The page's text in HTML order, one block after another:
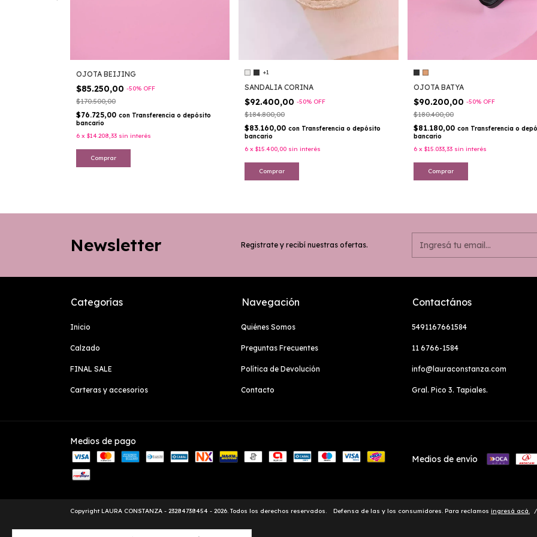
OJOTA BEIJING
$85.250,00 -50% OFF
$170.500,00
$76.725,00 con Transferencia o depósito
bancario
6 x $14.208,33 sin interés
Comprar
+1
SANDALIA CORINA
$92.400,00-50% OFF
$184.800,00
$83.160,00con Transferencia o depósito
bancario
6 x$15.400,00 sin interés
Comprar
OJOTA BATYA
$90.200,00 -50% OFF
$180.400,00
$81.180,00 con Transferencia o
bancario
6 x $15.033,33 sin interés
Comprar
Newsletter Registrate y recibí nuestras ofertas.
Categorías
Inicio
Calzado
FINAL SALE
Carteras y accesorios
Navegación
Quiénes Somos
Preguntas Frecuentes
Política de Devolución
Contacto
Contactános
5491167661584
11 6766-1584
info@lauraconstanza.com
Gral. Pico 3. Tapiales.
Medios de pago
Medios de envío
Copyright LAURA CONSTANZA - 23284738454 - 2026. Todos los derechos reservados. Defensa de las y los consumidores. Para reclamos ingresá acá. /